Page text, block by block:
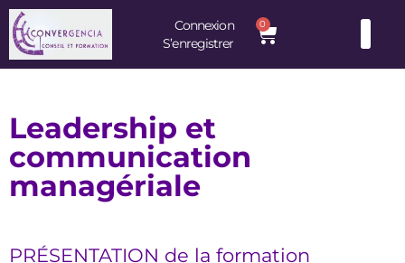
Connexion
S’enregistrer
0
Leadership et
communication
managériale
PRÉSENTATION de la formation